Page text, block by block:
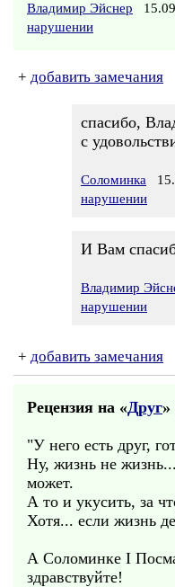
Владимир Эйснер
нарушении
+ добавить замечания
спасибо,
с
Соломинка
нарушении
И Вам
Владимир
нарушении
+ добавить замечания
Рецензия на «Друг»
"У него есть друг,
Ну, жизнь не
может.
А то и укусить, за
Хотя... если жизнь
А Соломинке I
здравствуйте!